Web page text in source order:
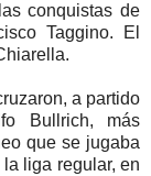
conquistas de
Taggino. El
a partido
Bullrich, más
que se jugaba
liga regular, en